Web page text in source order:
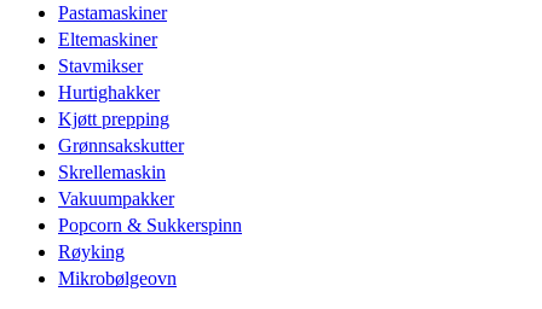
Pastamaskiner
Eltemaskiner
Stavmikser
Hurtighakker
Kjøtt prepping
Grønnsakskutter
Skrellemaskin
Vakuumpakker
Popcorn & Sukkerspinn
Røyking
Mikrobølgeovn